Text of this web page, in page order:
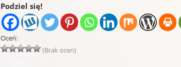
Podziel się!
Oceń:
(Brak ocen)